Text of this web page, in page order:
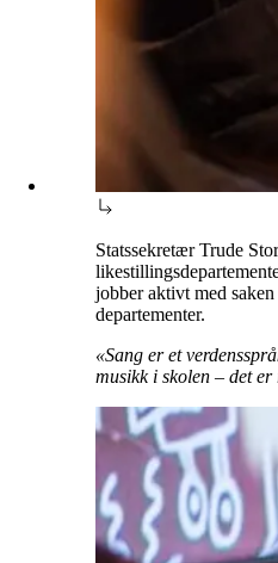
Statssekretær Trude
jobber aktivt med
departementer.
«Sang er et
musikk i skolen – det